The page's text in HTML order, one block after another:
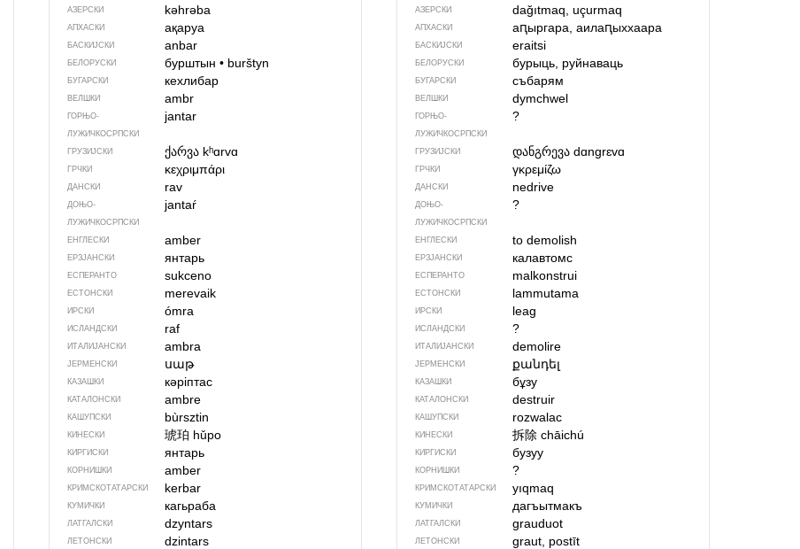
АЗЕРСКИ kəhrəba
АПХАСКИ ақаруа
БАСКИЈСКИ anbar
БЕЛОРУСКИ бурштын • burštyn
БУГАРСКИ кехлибар
ВЕЛШКИ ambr
ГОРЊО­
ЛУЖИЧКОСРПСКИ
jantar
ГРУЗИЈСКИ ქარვა kʰɑrvɑ
ГРЧКИ κεχριμπάρι
ДАНСКИ rav
ДОЊО­
ЛУЖИЧКОСРПСКИ
jantaŕ
ЕНГЛЕСКИ amber
ЕРЗЈАНСКИ янтарь
ЕСПЕРАНТО sukceno
ЕСТОНСКИ merevaik
ИРСКИ ómra
ИСЛАНДСКИ raf
ИТАЛИЈАНСКИ ambra
ЈЕРМЕНСКИ սաթ
КАЗАШКИ кәріптас
КАТАЛОНСКИ ambre
КАШУПСКИ bùrsztin
КИНЕСКИ 琥珀 hǔpo
КИРГИСКИ янтарь
КОРНИШКИ amber
КРИМСКОТАТАРСКИ kerbar
КУМИЧКИ кагьраба
ЛАТГАЛСКИ dzyntars
ЛЕТОНСКИ dzintars
АЗЕРСКИ dağıtmaq, uçurmaq
АПХАСКИ аԥыргара, аилаԥыххаара
БАСКИЈСКИ eraitsi
БЕЛОРУСКИ бурыць, руйнаваць
БУГАРСКИ събарям
ВЕЛШКИ dymchwel
ГОРЊО­
ЛУЖИЧКОСРПСКИ
?
ГРУЗИЈСКИ დანგრევაdɑngrɛvɑ
ГРЧКИ γκρεμίζω
ДАНСКИ nedrive
ДОЊО­
ЛУЖИЧКОСРПСКИ
?
ЕНГЛЕСКИ to demolish
ЕРЗЈАНСКИ калавтомс
ЕСПЕРАНТО malkonstrui
ЕСТОНСКИ lammutama
ИРСКИ leag
ИСЛАНДСКИ ?
ИТАЛИЈАНСКИ demolire
ЈЕРМЕНСКИ քանդել
КАЗАШКИ бұзу
КАТАЛОНСКИ destruir
КАШУПСКИ rozwalac
КИНЕСКИ 拆除chāichú
КИРГИСКИ бузуу
КОРНИШКИ ?
КРИМСКОТАТАРСКИ yıqmaq
КУМИЧКИ дагъытмакъ
ЛАТГАЛСКИ grauduot
ЛЕТОНСКИ graut, postīt